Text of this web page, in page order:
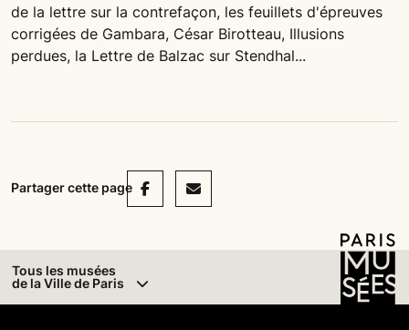
de la lettre sur la contrefaçon, les feuillets d'épreuves
corrigées de Gambara, César Birotteau, Illusions
perdues, la Lettre de Balzac sur Stendhal...
Partager cette pageFacebook
Mail
Tous les musées
de la Ville de Paris